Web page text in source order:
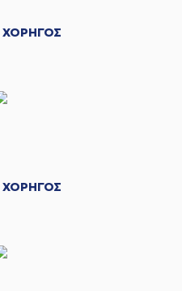
ΧΟΡΗΓΟΣ
ΧΟΡΗΓΟΣ